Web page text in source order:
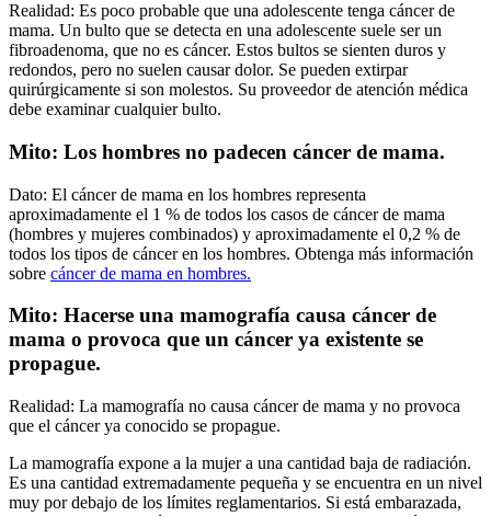
Realidad: Es poco probable que una adolescente tenga cáncer de
mama. Un bulto que se detecta en una adolescente suele ser un
fibroadenoma, que no es cáncer. Estos bultos se sienten duros y
redondos, pero no suelen causar dolor. Se pueden extirpar
quirúrgicamente si son molestos. Su proveedor de atención médica
debe examinar cualquier bulto.
Mito: Los hombres no padecen cáncer de mama.
Dato: El cáncer de mama en los hombres representa
aproximadamente el 1 % de todos los casos de cáncer de mama
(hombres y mujeres combinados) y aproximadamente el 0,2 % de
todos los tipos de cáncer en los hombres. Obtenga más información
sobre cáncer de mama en hombres.
Mito: Hacerse una mamografía causa cáncer de
mama o provoca que un cáncer ya existente se
propague.
Realidad: La mamografía no causa cáncer de mama y no provoca
que el cáncer ya conocido se propague.
La mamografía expone a la mujer a una cantidad baja de radiación.
Es una cantidad extremadamente pequeña y se encuentra en un nivel
muy por debajo de los límites reglamentarios. Si está embarazada,